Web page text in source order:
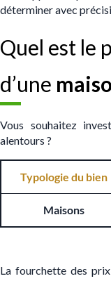
déterminer avec
Quel est le
d’une
Vous souhaitez
alentours ?
Typologie du bien
Maisons
La fourchette des